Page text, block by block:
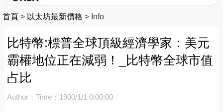
首頁 > 以太坊最新價格 > Info
比特幣:標普全球頂級經濟學家：美元
霸權地位正在減弱！_比特幣全球市值
占比
Author： Time：1900/1/1 0:00:00